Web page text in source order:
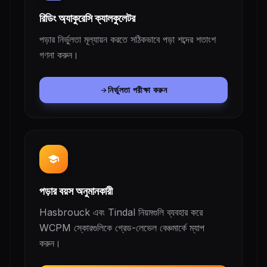
রিডিং অ্যাকুরেসি ক্যালকুলেটর
পড়ার নির্ভুলতা মূল্যায়ন করতে সঠিকভাবে পড়া শব্দের শতাংশ
গণনা করুন।
arrow_forwardনির্ভুলতা পরীক্ষা করুন
school
পড়ার বয়স অনুমানকারী
Hasbrouck এবং Tindal নিয়মগুলি ব্যবহার করে
WCPM স্কোরগুলিকে গ্রেড-লেভেল বেঞ্চমার্কে ম্যাপ
করুন।